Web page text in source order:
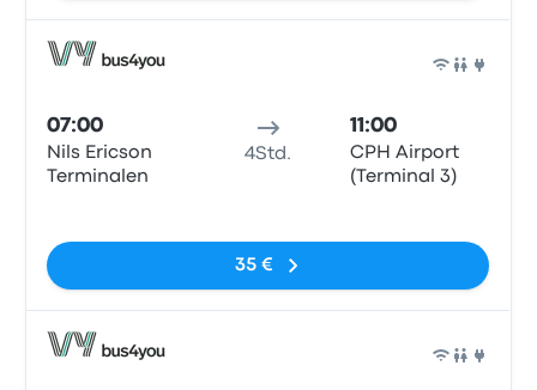
07:00
Nils Ericson
Terminalen
4Std.
11:00
CPH Airport
(Terminal 3)
35 €